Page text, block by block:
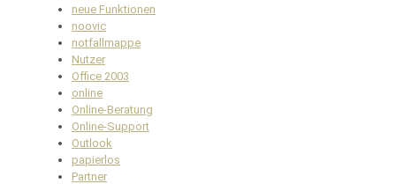
neue Funktionen
noovic
notfallmappe
Nutzer
Office 2003
online
Online-Beratung
Online-Support
Outlook
papierlos
Partner